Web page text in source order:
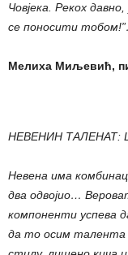
Човјека. Рекох
се поносити
Мелиха Миљевић,
НЕВЕНИН ТАЛЕНАТ:
Невена има
два одвојио…
компоненти успева
да то осим талента